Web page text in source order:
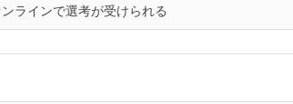
ラインで選考が受けられる